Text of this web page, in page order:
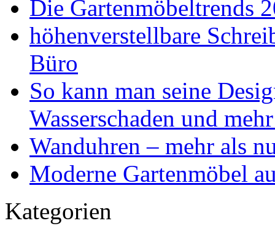
Die Gartenmöbeltrends
höhenverstellbare
Büro
So kann man seine
Wasserschaden und
Wanduhren – mehr als
Moderne Gartenmöbel
Kategorien